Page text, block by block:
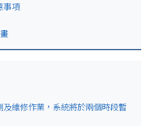
事項
維修作業，系統將於兩個時段暫